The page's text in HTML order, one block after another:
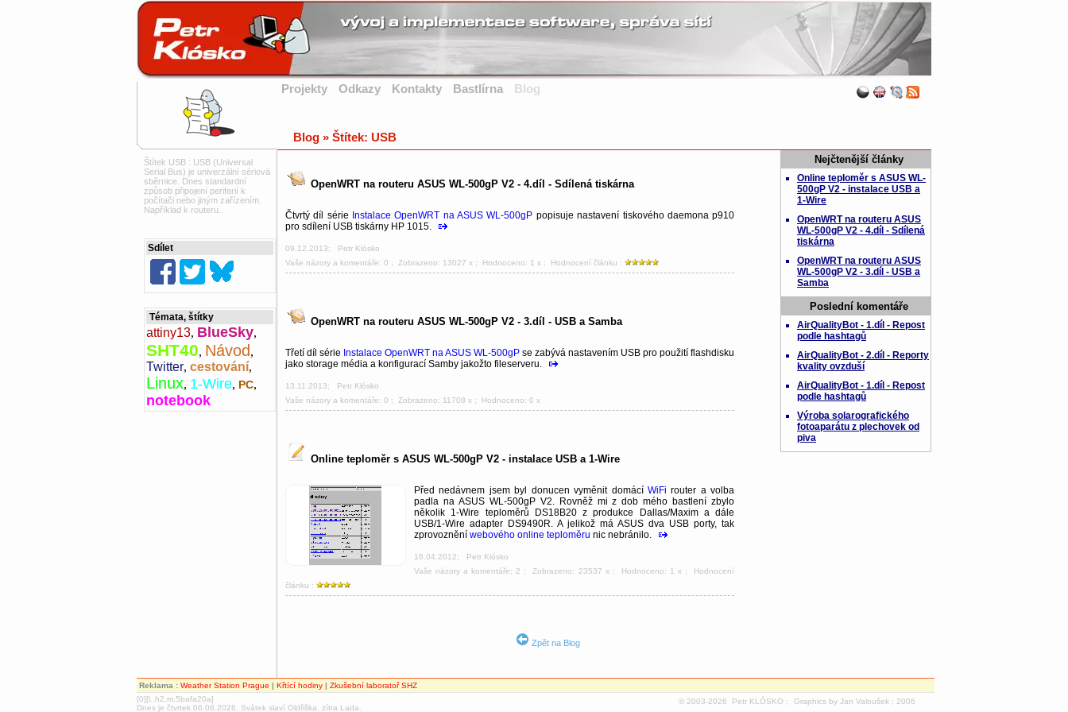
Projekty Odkazy Kontakty Bastlírna Blog
Blog » Štítek: USB
Štítek USB : USB (Universal
Serial Bus) je univerzální sériová
sběrnice. Dnes standardní
způsob připojení periferií k
počítači nebo jiným zařízením.
Například k routeru..
OpenWRT na routeru ASUS WL-500gP V2 - 4.díl - Sdílená tiskárna
Čtvrtý díl série Instalace OpenWRT na ASUS WL-500gP popisuje nastavení tiskového daemona p910
pro sdílení USB tiskárny HP 1015.
09.12.2013; Petr Klósko
Vaše názory a komentáře: 0 ; Zobrazeno: 13027 x ; Hodnoceno: 1 x ; Hodnocení článku :
OpenWRT na routeru ASUS WL-500gP V2 - 3.díl - USB a Samba
Třetí díl série Instalace OpenWRT na ASUS WL-500gP se zabývá nastavením USB pro použití flashdisku
jako storage média a konfigurací Samby jakožto fileserveru.
13.11.2013; Petr Klósko
Vaše názory a komentáře: 0 ; Zobrazeno: 11708 x ; Hodnoceno: 0 x
Online teploměr s ASUS WL-500gP V2 - instalace USB a 1-Wire
Před nedávnem jsem byl donucen vyměnit domácí WiFi router a volba
padla na ASUS WL-500gP V2. Rovněž mi z dob mého bastlení zbylo
několik 1-Wire teploměrů DS18B20 z produkce Dallas/Maxim a dále
USB/1-Wire adapter DS9490R. A jelikož má ASUS dva USB porty, tak
zprovoznění webového online teploměru nic nebránilo.
16.04.2012; Petr Klósko
Vaše názory a komentáře: 2 ; Zobrazeno: 23537 x ; Hodnoceno: 1 x ; Hodnocení
článku :
Zpět na Blog
Sdílet
Témata, štítky
attiny13, BlueSky,
SHT40, Návod ,
Twitter, cestování,
Linux, 1-Wire, PC,
notebook
Nejčtenější články
Online teploměr s ASUS WL-
500gP V2 - instalace USB a
1-Wire
OpenWRT na routeru ASUS
WL-500gP V2 - 4.díl - Sdílená
tiskárna
OpenWRT na routeru ASUS
WL-500gP V2 - 3.díl - USB a
Samba
Poslední komentáře
AirQualityBot - 1.díl - Repost
podle hashtagů
AirQualityBot - 2.díl - Reporty
kvality ovzduší
AirQualityBot - 1.díl - Repost
podle hashtagů
Výroba solarografického
fotoaparátu z plechovek od
piva
Reklama : Weather Station Prague | Křtící hodiny | Zkušební laboratoř SHZ
[0][l..h2,m,5bafa20a]
Dnes je čtvrtek 06.08.2026. Svátek slaví Oldřiška, zítra Lada.
© 2003-2026 Petr KLÓSKO ; Graphics by Jan Valoušek ; 2006